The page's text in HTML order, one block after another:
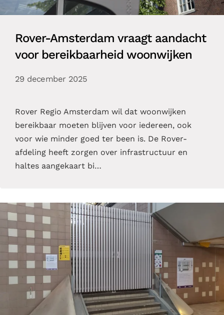
Rover-Amsterdam vraagt aandacht
voor bereikbaarheid woonwijken
29 december 2025
Rover Regio Amsterdam wil dat woonwijken
bereikbaar moeten blijven voor iedereen, ook
voor wie minder goed ter been is. De Rover-
afdeling heeft zorgen over infrastructuur en
haltes aangekaart bi…